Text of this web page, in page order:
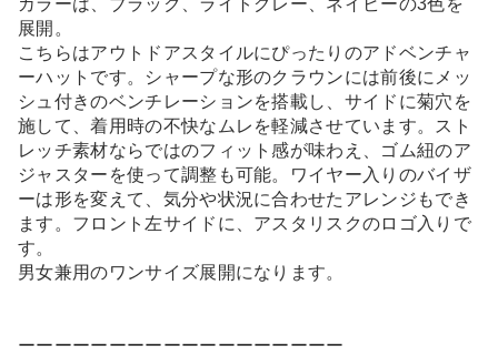
カラーは、ブラック、ライトグレー、ネイビーの3色を
展開。
こちらはアウトドアスタイルにぴったりのアドベンチャ
ーハットです。シャープな形のクラウンには前後にメッ
シュ付きのベンチレーションを搭載し、サイドに菊穴を
施して、着用時の不快なムレを軽減させています。スト
レッチ素材ならではのフィット感が味わえ、ゴム紐のア
ジャスターを使って調整も可能。ワイヤー入りのバイザ
ーは形を変えて、気分や状況に合わせたアレンジもでき
ます。フロント左サイドに、アスタリスクのロゴ入りで
す。
男女兼用のワンサイズ展開になります。
ーーーーーーーーーーーーーーーーーー